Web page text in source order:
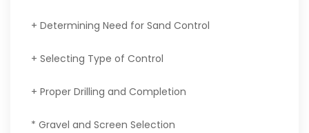
+ Determining Need for Sand Control
+ Selecting Type of Control
+ Proper Drilling and Completion
* Gravel and Screen Selection